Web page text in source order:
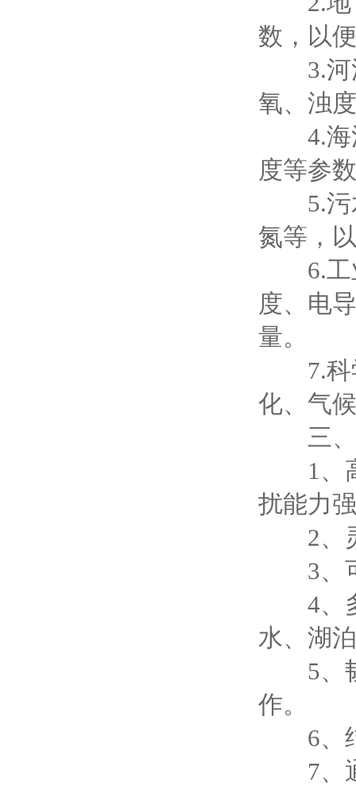
数，以
3.河流
氧、浊
4.海洋
度等参
5.污水
氮等，
6.工业
度、电
量。
7.科学
化、气
三、
1、高
扰能力
2、灵
3、可
4、多
水、湖
5、韧
作。
6、结
7、通